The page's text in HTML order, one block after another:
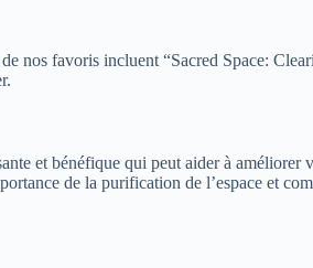
nos favoris incluent “Sacred Space:
et bénéfique qui peut aider à
de la purification de l’espace et